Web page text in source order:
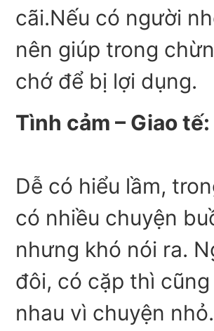
cãi.Nếu có người
nên giúp trong
chớ để bị lợi dụng.
Tình cảm – Giao tế:
Dễ có hiểu lầm,
có nhiều chuyện
nhưng khó nói ra.
đôi, có cặp thì
nhau vì chuyện